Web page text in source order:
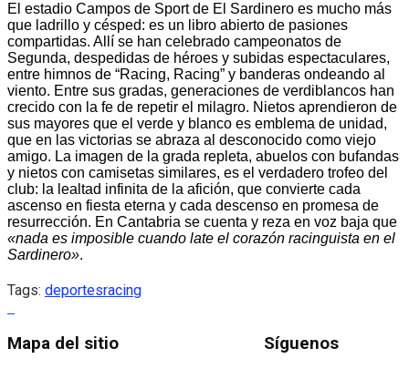
El estadio Campos de Sport de El Sardinero es mucho más
que ladrillo y césped: es un libro abierto de pasiones
compartidas. Allí se han celebrado campeonatos de
Segunda, despedidas de héroes y subidas espectaculares,
entre himnos de “Racing, Racing” y banderas ondeando al
viento. Entre sus gradas, generaciones de verdiblancos han
crecido con la fe de repetir el milagro. Nietos aprendieron de
sus mayores que el verde y blanco es emblema de unidad,
que en las victorias se abraza al desconocido como viejo
amigo. La imagen de la grada repleta, abuelos con bufandas
y nietos con camisetas similares, es el verdadero trofeo del
club: la lealtad infinita de la afición, que convierte cada
ascenso en fiesta eterna y cada descenso en promesa de
resurrección. En Cantabria se cuenta y reza en voz baja que
«nada es imposible cuando late el corazón racinguista en el
Sardinero».
Tags: deportesracing
Mapa del sitio Síguenos